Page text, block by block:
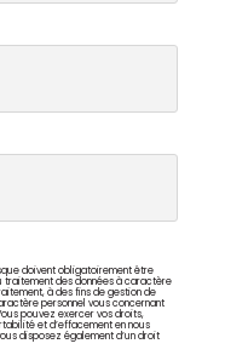
doivent obligatoirement être
traitement des données à caractère
à des fins de gestion de
personnel vous concernant
pouvez exercer vos droits,
et d’effacement en nous
disposez également d’un droit